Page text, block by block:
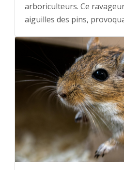
arboriculteurs. Ce
aiguilles des pins,